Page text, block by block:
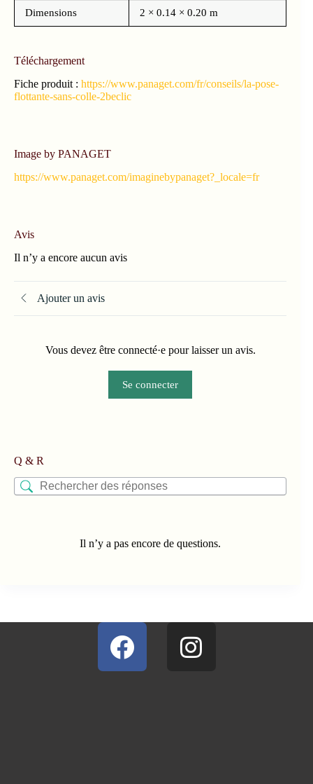
Dimensions 2 × 0.14 × 0.20 m
Téléchargement
Fiche produit : https://www.panaget.com/fr/conseils/la-pose-
flottante-sans-colle-2beclic
Image by PANAGET
https://www.panaget.com/imaginebypanaget?_locale=fr
Avis
Il n’y a encore aucun avis
Ajouter un avis
Vous devez être connecté·e pour laisser un avis.
Se connecter
Q & R
Il n’y a pas encore de questions.